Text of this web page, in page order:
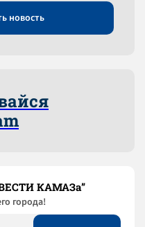
новость
КАМАЗа”
города!